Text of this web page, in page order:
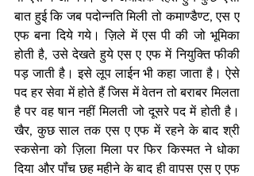
बात हुई कि जब पदोन्नति मिली तो कमाण्डैण्ट, एस ए
एफ बना दिये गये। ज़िले में एस पी की जो भूमिका
होती है, उसे देखते हुये एस ए एफ में नियुक्ति फीकी
पड़ जाती है। इसे लूप लाईन भी कहा जाता है। ऐसे
पद हर सेवा में होते हैं जिस में वेतन तो बराबर मिलता
है पर वह षान नहीं मिलती जो दूसरे पद में होती है।
खैर, कुछ साल तक एस ए एफ में रहने के बाद श्री
स्कसेना को ज़िला मिला पर फिर किस्मत ने धोका
दिया और पॉंच छह महीने के बाद ही वापस एस ए एफ